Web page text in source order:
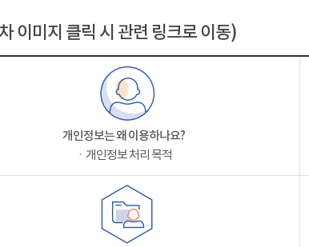
이미지 클릭 시 관련 링크로 이동)
개인정보는 왜 이용하나요?
ㆍ개인정보 처리 목적